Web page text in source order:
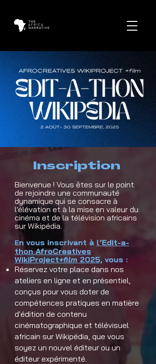
Inscription
Bienvenue ! Vous êtes sur le point
de rejoindre une communauté
dynamique qui se consacre à
l’élévation et à la mise en valeur du
cinéma et de la télévision africains
sur Wikipédia.
En vous inscrivant à l’Edit-a-
thon AfroCreatives
WikiProject+film 2025, vous :​
Réservez votre place dans nos
ateliers en ligne et en présentiel,
conçus pour vous doter de
compétences pratiques en matière
d'édition de contenu
cinématographique et télévisuel
africain sur Wikipédia, que vous
soyez un nouvel éditeur ou un
éditeur expérimenté.